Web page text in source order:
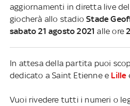
aggiornamenti in diretta live
giocherà allo stadioStade
sabato 21 agosto 2021 alle ore
In attesa della partita puoi
dedicato a Saint Etienne e Lille
Vuoi rivedere tutti i numeri o